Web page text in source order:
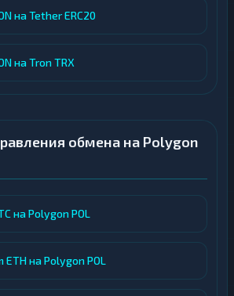
на Tether ERC20
на Tron TRX
обмена на Polygon
на Polygon POL
на Polygon POL